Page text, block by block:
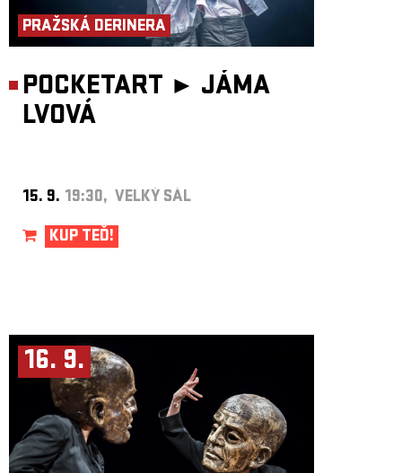
PRAŽSKÁ DERINERA
POCKETART ► JÁMA
LVOVÁ
15. 9. 19:30, VELKÝ SÁL
KUP TEĎ!
16. 9.